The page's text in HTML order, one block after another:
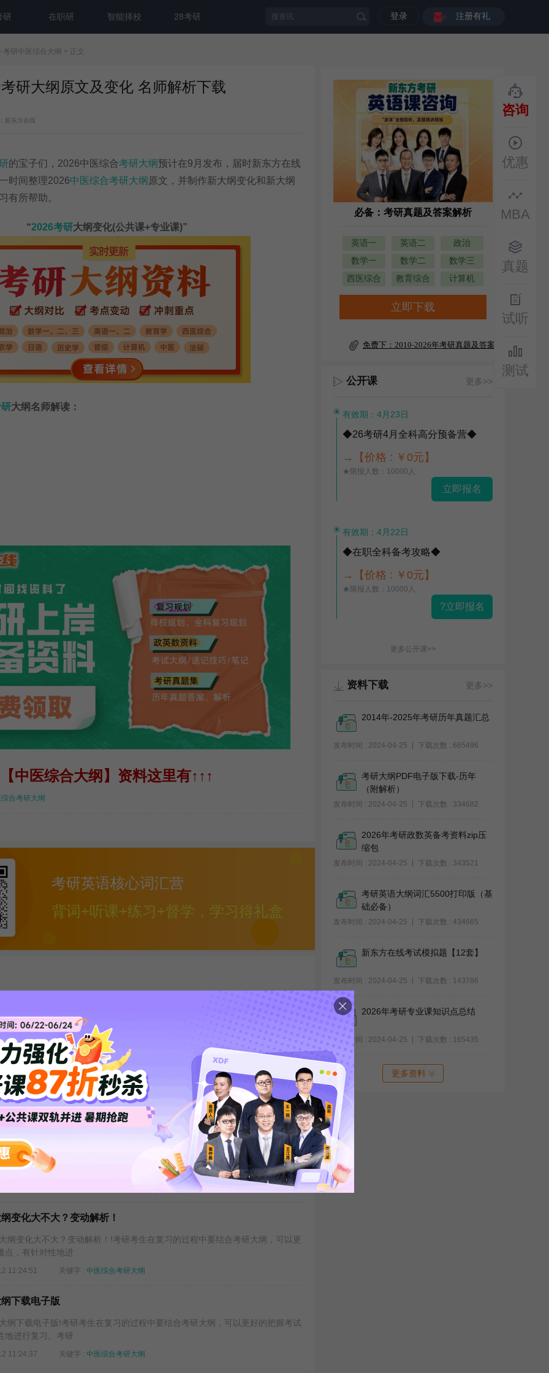
研 在职研 智能择校 28考研 登录 注册有礼
考研中医综合大纲 > 正文
研大纲原文及变化 名师解析下载
新东方在线
的宝子们，2026中医综合考研大纲预计在9月发布，届时新东方在线
时间整理2026中医综合考研大纲 原文，并制作新大纲变化和新大纲
有所帮助。
“2026考研大纲变化(公共课+专业课)”
大纲名师解读：
【中医综合大纲】 资料这里有↑ ↑ ↑
合考研大纲
考研英语核心词汇营
背词+听课+练习+督学，学习得礼盒
在职研最快上岸 27考研全科高分 考研择校择专指导 26考研备考
更多>>
变化大不大？变动解析！
化大不大？变动解析！!考研考生在复习的过程中要结合考研大纲，可以更
点，有针对性地进
11:24:51 关键字 : 中医综合考研大纲
下载电子版
载电子版!考研考生在复习的过程中要结合考研大纲，可以更好的把握考试
地进行复习。考研
11:24:37 关键字 : 中医综合考研大纲
咨询
优惠
MBA
真题
试听
测试
必备：考研真题及答案解析
英语一 英语二
政治
数学一
数学二
数学三
西医综合
教育综合 计算机
立即下载
免费下：2010-2026年考研真题及答案
公开课 更多>>
有效期：4月23日
◆26考研4月全科高分预备营◆
→【价格 : ￥0元】
★限报人数：10000人
立即报名
有效期：4月22日
◆在职全科备考攻略◆
→【价格 : ￥0元】
★限报人数：10000人
?立即报名
更多公开课>>
资料下载 更多>>
2014年-2025年考研历年真题汇总
发布时间 : 2024-04-25 下载次数 : 665496
考研大纲PDF电子版下载-历年
（附解析）
发布时间 : 2024-04-25 下载次数 : 334682
2026年考研政数英备考资料zip压
缩包
发布时间 : 2024-04-25 下载次数 : 343521
考研英语大纲词汇5500打印版（基
础必备）
发布时间 : 2024-04-25 下载次数 : 434665
新东方在线考试模拟题【12套】
发布时间 : 2024-04-25 下载次数 : 143786
2026年考研专业课知识点总结
发布时间 : 2024-04-25 下载次数 : 165435
更多资料